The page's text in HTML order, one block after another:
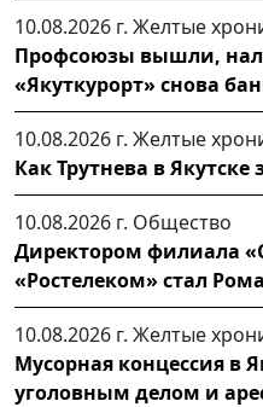
10.08.2026 г. Желтые
Профсоюзы вышли,
«Якуткурорт» снова
10.08.2026 г. Желтые
Как Трутнева в Якутске
10.08.2026 г. Общество
Директором филиала
«Ростелеком» стал
10.08.2026 г. Желтые
Мусорная концессия в
уголовным делом и